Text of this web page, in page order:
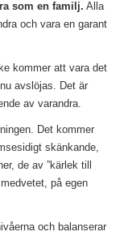
som en familj. Alla
och vara en garant
kommer att vara det
avslöjas. Det är
av varandra.
Det kommer
skänkande,
de av ”kärlek till
på egen
och balanserar